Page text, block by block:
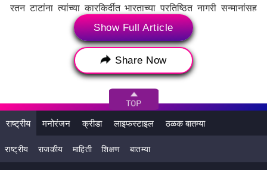
रतन टाटांना त्यांच्या कारकिर्दीत भारताच्या प्रतिष्ठित नागरी सन्मानांसह
अनेक पुरस्कारांनी त्यांना सन्मानित करण्यात आले आहे. 2000 मध्ये त्यांना
पद्मभूषण पुरस्काराने सन्मानित करण्यात आले आणि 2008 मध्ये त्यांना
व्यापार आणि उद्योगातील उल्लेखनीय योगदानाबद्दल पद्मविभूषण हा देशाचा
दुसरा सर्वोच्च नागरी पुरस्कार मिळाला.
Show Full Article
Share Now
राष्ट्रीय मनोरंजन क्रीडा लाइफस्टाइल ठळक बातम्या
राष्ट्रीय राजकीय माहिती शिक्षण बातम्या